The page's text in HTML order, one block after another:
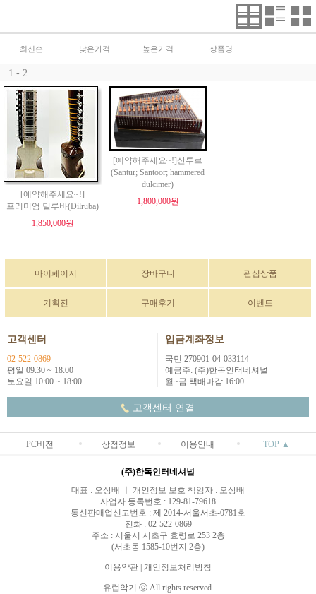
최신순 낮은가격 높은가격 상품명
1 - 2
[예약해주세요~!]
프리미엄 딜루바(Dilruba)
1,850,000원
[예약해주세요~!]산투르
(Santur; Santoor; hammered
dulcimer)
1,800,000원
마이페이지 장바구니 관심상품
기획전 구매후기 이벤트
고객센터
02-522-0869
평일 09:30 ~ 18:00
토요일 10:00 ~ 18:00
입금계좌정보
국민 270901-04-033114
예금주: (주)한독인터네셔널
월~금 택배마감 16:00
고객센터 연결
PC버전 상점정보 이용안내 TOP ▲
(주)한독인터네셔널
대표 : 오상배 ㅣ 개인정보 보호 책임자 : 오상배
사업자 등록번호 : 129-81-79618
통신판매업신고번호 : 제 2014-서울서초-0781호
전화 : 02-522-0869
주소 : 서울시 서초구 효령로 253 2층
(서초동 1585-10번지 2층)
이용약관 개인정보처리방침
유럽악기 ⓒ All rights reserved.